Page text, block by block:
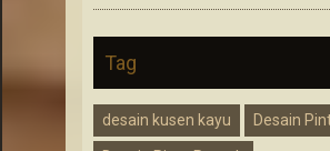
Tag
desain kusen kayu Desain